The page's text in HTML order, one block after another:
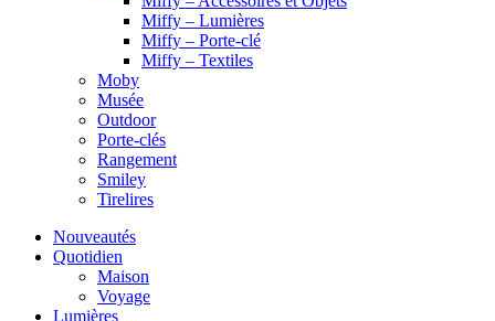
Miffy – Lumières
Miffy – Porte-clé
Miffy – Textiles
Moby
Musée
Outdoor
Porte-clés
Rangement
Smiley
Tirelires
Nouveautés
Quotidien
Maison
Voyage
Lumières